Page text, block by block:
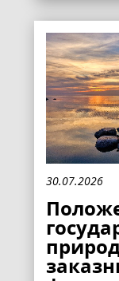
30.07.2026